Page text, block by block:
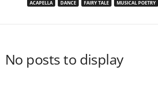
ACAPELLA DANCE FAIRY TALE MUSICAL POETRY
No posts to display